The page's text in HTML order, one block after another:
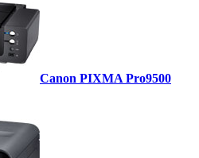
Canon PIXMA Pro9500